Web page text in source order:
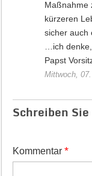
Maßnahme
kürzeren
sicher auch
…ich
Papst
Mittwoch,
Schreiben
Kommentar *